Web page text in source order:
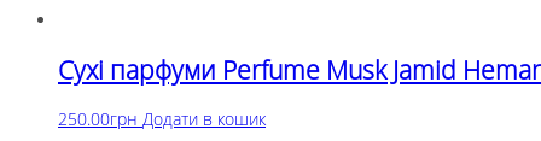
Сухі парфуми Perfume Musk Jamid
250.00грн Додати в кошик